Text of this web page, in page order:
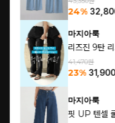
32% 31,700
마지아룩
[여름린넨
츠
69,860원
26% 51,700
프리미엄마지
누구나 팬츠(